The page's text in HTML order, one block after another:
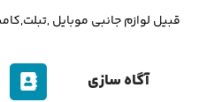
قبیل لوازم جانبی موبایل
آگاه سازی